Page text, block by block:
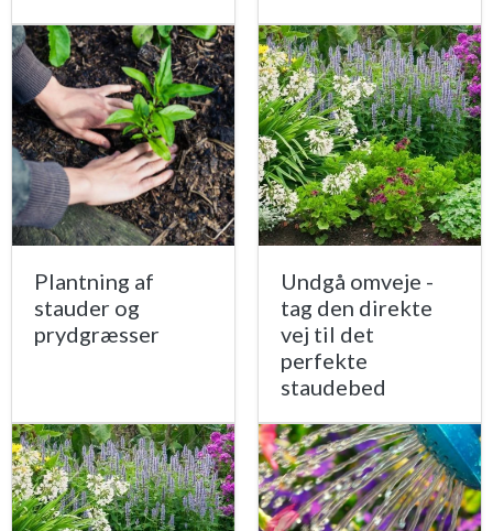
Plantning af
stauder og
prydgræsser
Undgå omveje -
tag den direkte
vej til det
perfekte
staudebed